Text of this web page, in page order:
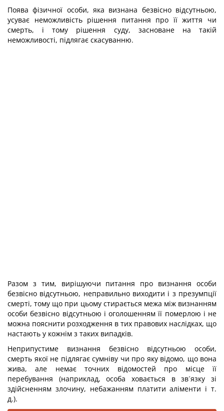
Поява фізичної особи, яка визнана безвісно відсутньою,
усуває неможливість рішення питання про її життя чи
смерть, і тому рішення суду, засноване на такій
неможливості, підлягає скасуванню.
Разом з тим, вирішуючи питання про визнання особи
безвісно відсутньою, неправильно виходити і з презумпції
смерті, тому що при цьому стирається межа між визнанням
особи безвісно відсутньою і оголошенням її померлою і не
можна пояснити розходження в тих правових наслідках, що
настають у кожнім з таких випадків.
Неприпустиме визнання безвісно відсутньою особи,
смерть якої не підлягає сумніву чи про яку відомо, що вона
жива, але немає точних відомостей про місце її
перебування (наприклад, особа ховається в зв´язку зі
здійсненням злочину, небажанням платити аліменти і т.
д.).